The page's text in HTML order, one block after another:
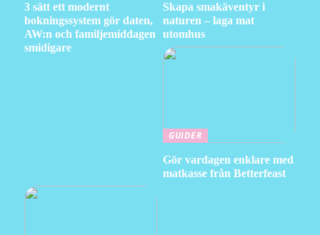
3 sätt ett modernt
bokningssystem gör daten,
AW:n och familjemiddagen
smidigare
Skapa smakäventyr i
naturen – laga mat
utomhus
GUIDER
Gör vardagen enklare med
matkasse från Betterfeast